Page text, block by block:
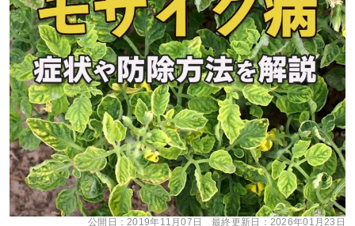
公開日：2019年11月07日 最終更新日： 2026年01月23日